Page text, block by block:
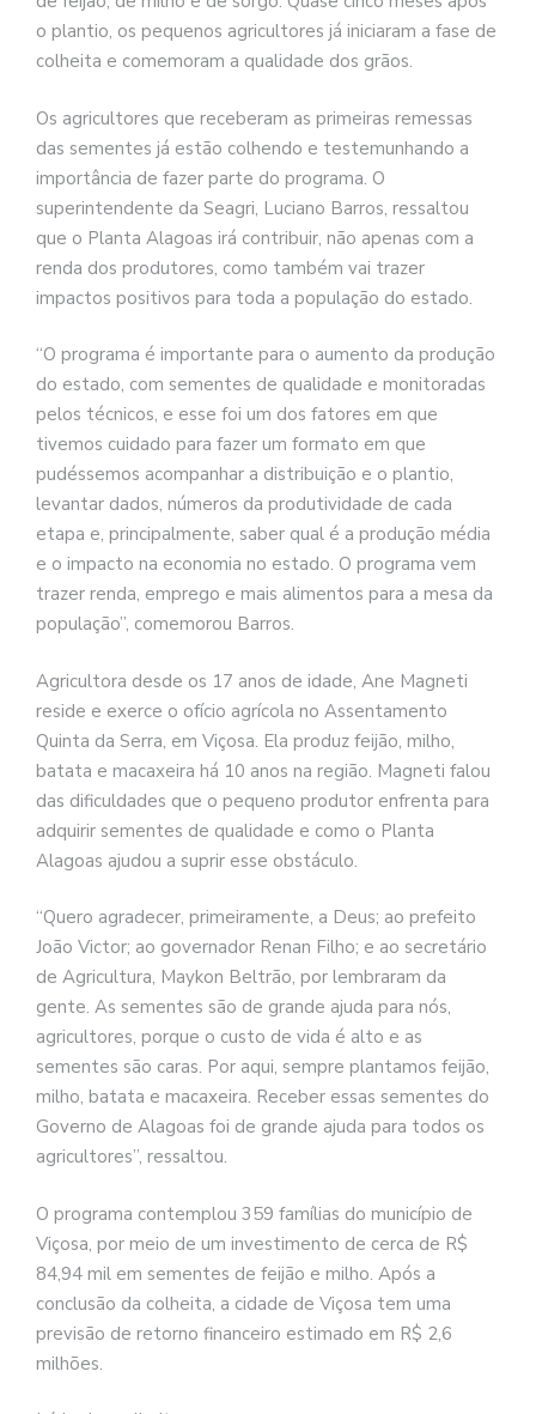
o plantio, os pequenos agricultores já iniciaram a fase de
colheita e comemoram a qualidade dos grãos.
Os agricultores que receberam as primeiras remessas
das sementes já estão colhendo e testemunhando a
importância de fazer parte do programa. O
superintendente da Seagri, Luciano Barros, ressaltou
que o Planta Alagoas irá contribuir, não apenas com a
renda dos produtores, como também vai trazer
impactos positivos para toda a população do estado.
“O programa é importante para o aumento da produção
do estado, com sementes de qualidade e monitoradas
pelos técnicos, e esse foi um dos fatores em que
tivemos cuidado para fazer um formato em que
pudéssemos acompanhar a distribuição e o plantio,
levantar dados, números da produtividade de cada
etapa e, principalmente, saber qual é a produção média
e o impacto na economia no estado. O programa vem
trazer renda, emprego e mais alimentos para a mesa da
população”, comemorou Barros.
Agricultora desde os 17 anos de idade, Ane Magneti
reside e exerce o ofício agrícola no Assentamento
Quinta da Serra, em Viçosa. Ela produz feijão, milho,
batata e macaxeira há 10 anos na região. Magneti falou
das dificuldades que o pequeno produtor enfrenta para
adquirir sementes de qualidade e como o Planta
Alagoas ajudou a suprir esse obstáculo.
“Quero agradecer, primeiramente, a Deus; ao prefeito
João Victor; ao governador Renan Filho; e ao secretário
de Agricultura, Maykon Beltrão, por lembraram da
gente. As sementes são de grande ajuda para nós,
agricultores, porque o custo de vida é alto e as
sementes são caras. Por aqui, sempre plantamos feijão,
milho, batata e macaxeira. Receber essas sementes do
Governo de Alagoas foi de grande ajuda para todos os
agricultores”, ressaltou.
O programa contemplou 359 famílias do município de
Viçosa, por meio de um investimento de cerca de R$
84,94 mil em sementes de feijão e milho. Após a
conclusão da colheita, a cidade de Viçosa tem uma
previsão de retorno financeiro estimado em R$ 2,6
milhões.